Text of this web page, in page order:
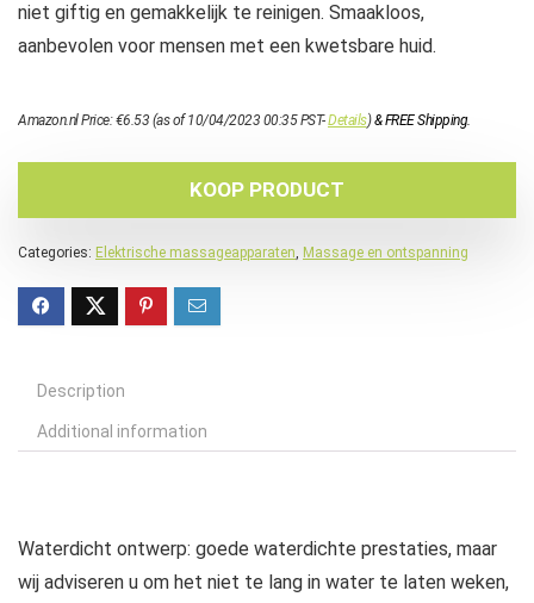
niet giftig en gemakkelijk te reinigen. Smaakloos,
aanbevolen voor mensen met een kwetsbare huid.
Amazon.nl Price:€6.53 (as of 10/04/2023 00:35 PST-Details)&FREE Shipping.
KOOP PRODUCT
Categories: Elektrische massageapparaten, Massage en ontspanning
Description
Additional information
Waterdicht ontwerp: goede waterdichte prestaties, maar
wij adviseren u om het niet te lang in water te laten weken,